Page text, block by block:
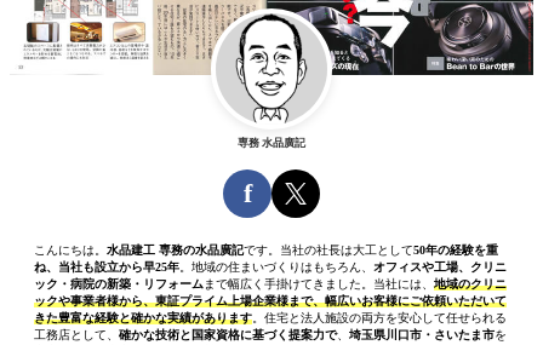
専務 水品廣記
f
こんにちは。 水品建工 専務の水品廣記です。当社の社長は大工として50年の経験を重
ね、当社も設立から早25年 。地域の住まいづくりはもちろん、 オフィスや工場、クリニ
ック・病院の新築・リフォーム まで幅広く手掛けてきました。当社には、 地域のクリニ
ックや事業者様から、東証プライム上場企業様まで、幅広いお客様にご依頼いただいて
きた豊富な経験と確かな実績があります 。住宅と法人施設の両方を安心して任せられる
工務店として、 確かな技術と国家資格に基づく提案力で、 埼玉県川口市・さいたま市を